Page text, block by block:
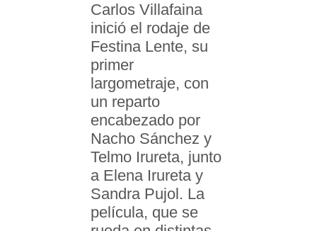
Carlos Villafaina
inició el rodaje de
Festina Lente, su
primer
largometraje, con
un reparto
encabezado por
Nacho Sánchez y
Telmo Irureta, junto
a Elena Irureta y
Sandra Pujol. La
película, que se